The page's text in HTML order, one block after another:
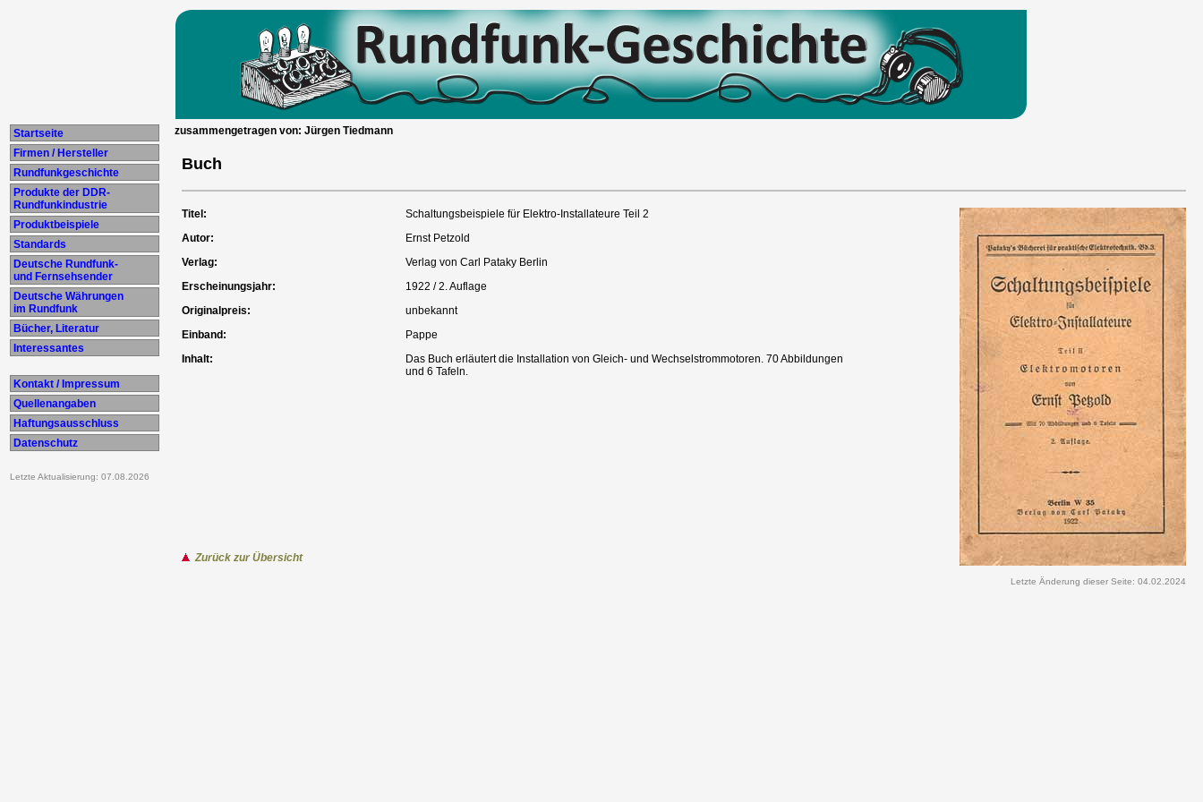
Startseite
Firmen / Hersteller
Rundfunkgeschichte
Produkte der DDR-
Rundfunkindustrie
Produktbeispiele
Standards
Deutsche Rundfunk-
und Fernsehsender
Deutsche Währungen
im Rundfunk
Bücher, Literatur
Interessantes
Kontakt / Impressum
Quellenangaben
Haftungsausschluss
Datenschutz
Letzte Aktualisierung: 07.08.2026
zusammengetragen von: Jürgen Tiedmann
Buch
Titel:
Schaltungsbeispiele für Elektro-Installateure Teil 2
Autor:
Ernst Petzold
Verlag:
Verlag von Carl Pataky Berlin
Erscheinungsjahr:
1922 / 2. Auflage
Originalpreis:
unbekannt
Einband:
Pappe
Inhalt:
Das Buch erläutert die Installation von Gleich- und Wechselstrommotoren. 70 Abbildungen
und 6 Tafeln.
Zurück zur Übersicht
Letzte Änderung dieser Seite: 04.02.2024